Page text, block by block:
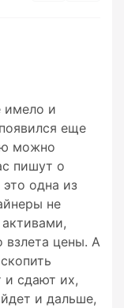
имело и
еще
можно
пишут о
одна из
не
взлета цены. А
и сдают их,
и дальше,